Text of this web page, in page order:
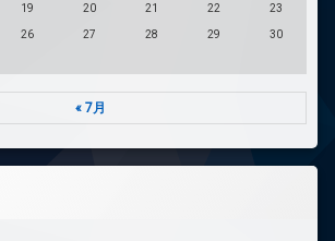
19 20 21 22 23
26 27 28 29 30
« 7月